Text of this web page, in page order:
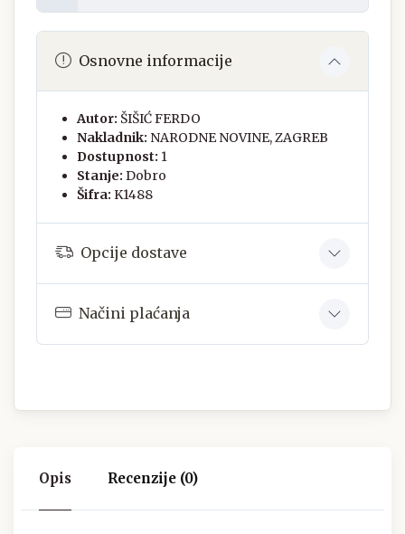
Osnovne informacije
Autor: ŠIŠIĆ FERDO
Nakladnik: NARODNE NOVINE, ZAGREB
Dostupnost: 1
Stanje: Dobro
Šifra: K1488
Opcije dostave
Načini plaćanja
Opis Recenzije (0)